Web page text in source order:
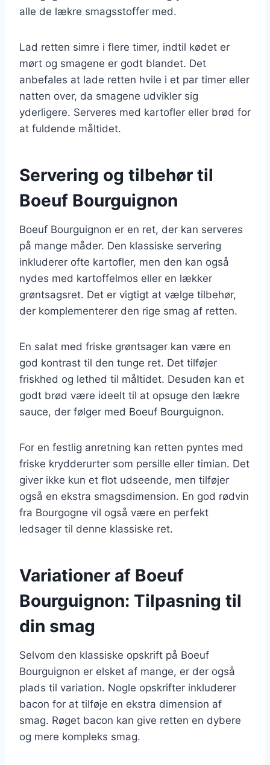
alle de lækre smagsstoffer med.
Lad retten simre i flere timer, indtil kødet er
mørt og smagene er godt blandet. Det
anbefales at lade retten hvile i et par timer eller
natten over, da smagene udvikler sig
yderligere. Serveres med kartofler eller brød for
at fuldende måltidet.
Servering og tilbehør til
Boeuf Bourguignon
Boeuf Bourguignon er en ret, der kan serveres
på mange måder. Den klassiske servering
inkluderer ofte kartofler, men den kan også
nydes med kartoffelmos eller en lækker
grøntsagsret. Det er vigtigt at vælge tilbehør,
der komplementerer den rige smag af retten.
En salat med friske grøntsager kan være en
god kontrast til den tunge ret. Det tilføjer
friskhed og lethed til måltidet. Desuden kan et
godt brød være ideelt til at opsuge den lækre
sauce, der følger med Boeuf Bourguignon.
For en festlig anretning kan retten pyntes med
friske krydderurter som persille eller timian. Det
giver ikke kun et flot udseende, men tilføjer
også en ekstra smagsdimension. En god rødvin
fra Bourgogne vil også være en perfekt
ledsager til denne klassiske ret.
Variationer af Boeuf
Bourguignon: Tilpasning til
din smag
Selvom den klassiske opskrift på Boeuf
Bourguignon er elsket af mange, er der også
plads til variation. Nogle opskrifter inkluderer
bacon for at tilføje en ekstra dimension af
smag. Røget bacon kan give retten en dybere
og mere kompleks smag.